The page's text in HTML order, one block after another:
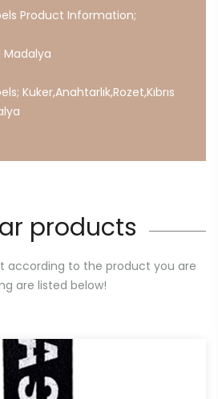
Product Information;
Madalya
Kuker,Anahtarlık,Rozet,Kıbrıs
products
according to the product you are
are listed below!